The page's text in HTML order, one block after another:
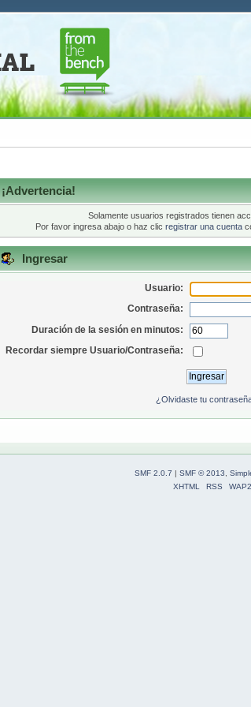
¡Advertencia!
Solamente usuarios registrados tienen
Por favor ingresa abajo o haz clicregistrar una cuenta
Ingresar
Usuario:
Contraseña:
Duración de la sesión en minutos:
Recordar siempre Usuario/Contraseña:
¿Olvidaste tu
SMF 2.0.7 | SMF © 2013
XHTML
RSS WAP2